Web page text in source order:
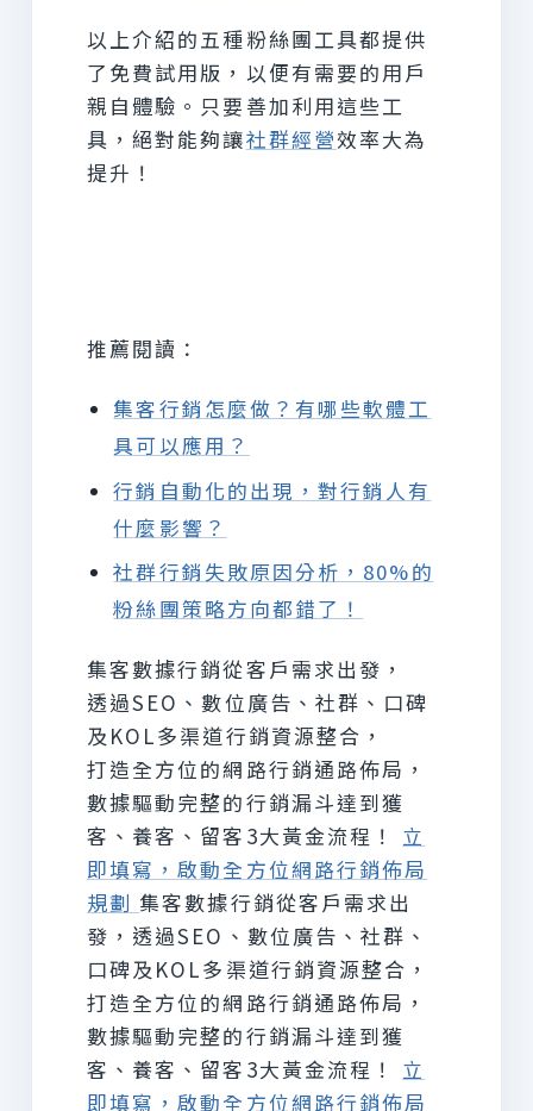
以上介紹的五種粉絲團工具都提供
了免費試用版，以便有需要的用戶
親自體驗。只要善加利用這些工
具，絕對能夠讓社群經營效率大為
提升！
推薦閱讀：
集客行銷怎麼做？有哪些軟體工
具可以應用？
行銷自動化的出現，對行銷人有
什麼影響？
社群行銷失敗原因分析，80%的
粉絲團策略方向都錯了！
集客數據行銷從客戶需求出發，
透過SEO、數位廣告、社群、口碑
及KOL多渠道行銷資源整合，
打造全方位的網路行銷通路佈局，
數據驅動完整的行銷漏斗達到獲
客、養客、留客3大黃金流程！ 立
即填寫，啟動全方位網路行銷佈局
規劃 集客數據行銷從客戶需求出
發，透過SEO、數位廣告、社群、
口碑及KOL多渠道行銷資源整合，
打造全方位的網路行銷通路佈局，
數據驅動完整的行銷漏斗達到獲
客、養客、留客3大黃金流程！ 立
即填寫，啟動全方位網路行銷佈局